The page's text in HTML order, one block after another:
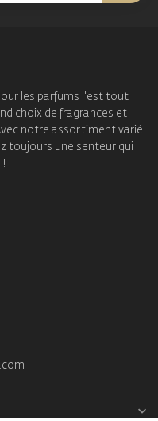
les parfums l'est tout
choix de fragrances et
notre assortiment varié
toujours une senteur qui
!